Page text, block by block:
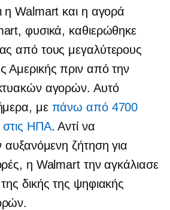
η Walmart και η αγορά
φυσικά, καθιερώθηκε
από τους μεγαλύτερους
Αμερικής πριν από την
αγορών. Αυτό
με πάνω από 4700
στις ΗΠΑ. Αντί να
αυξανόμενη ζήτηση για
η Walmart την αγκάλιασε
δικής της ψηφιακής